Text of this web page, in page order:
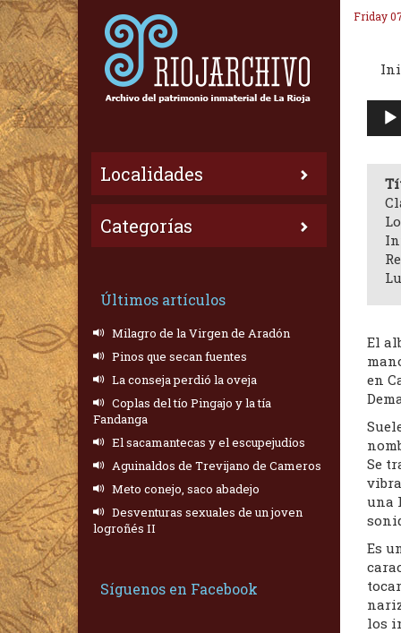
Localidades
Categorías
Últimos artículos
Milagro de la Virgen de Aradón
Pinos que secan fuentes
La conseja perdió la oveja
Coplas del tío Pingajo y la tía
Fandanga
El sacamantecas y el escupejudíos
Aguinaldos de Trevijano de Cameros
Meto conejo, saco abadejo
Desventuras sexuales de un joven
logroñés II
Síguenos en Facebook
Friday
El
en
Se
una
Es
los